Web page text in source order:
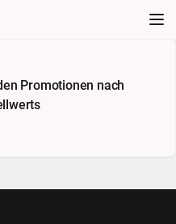
Promotionen nach